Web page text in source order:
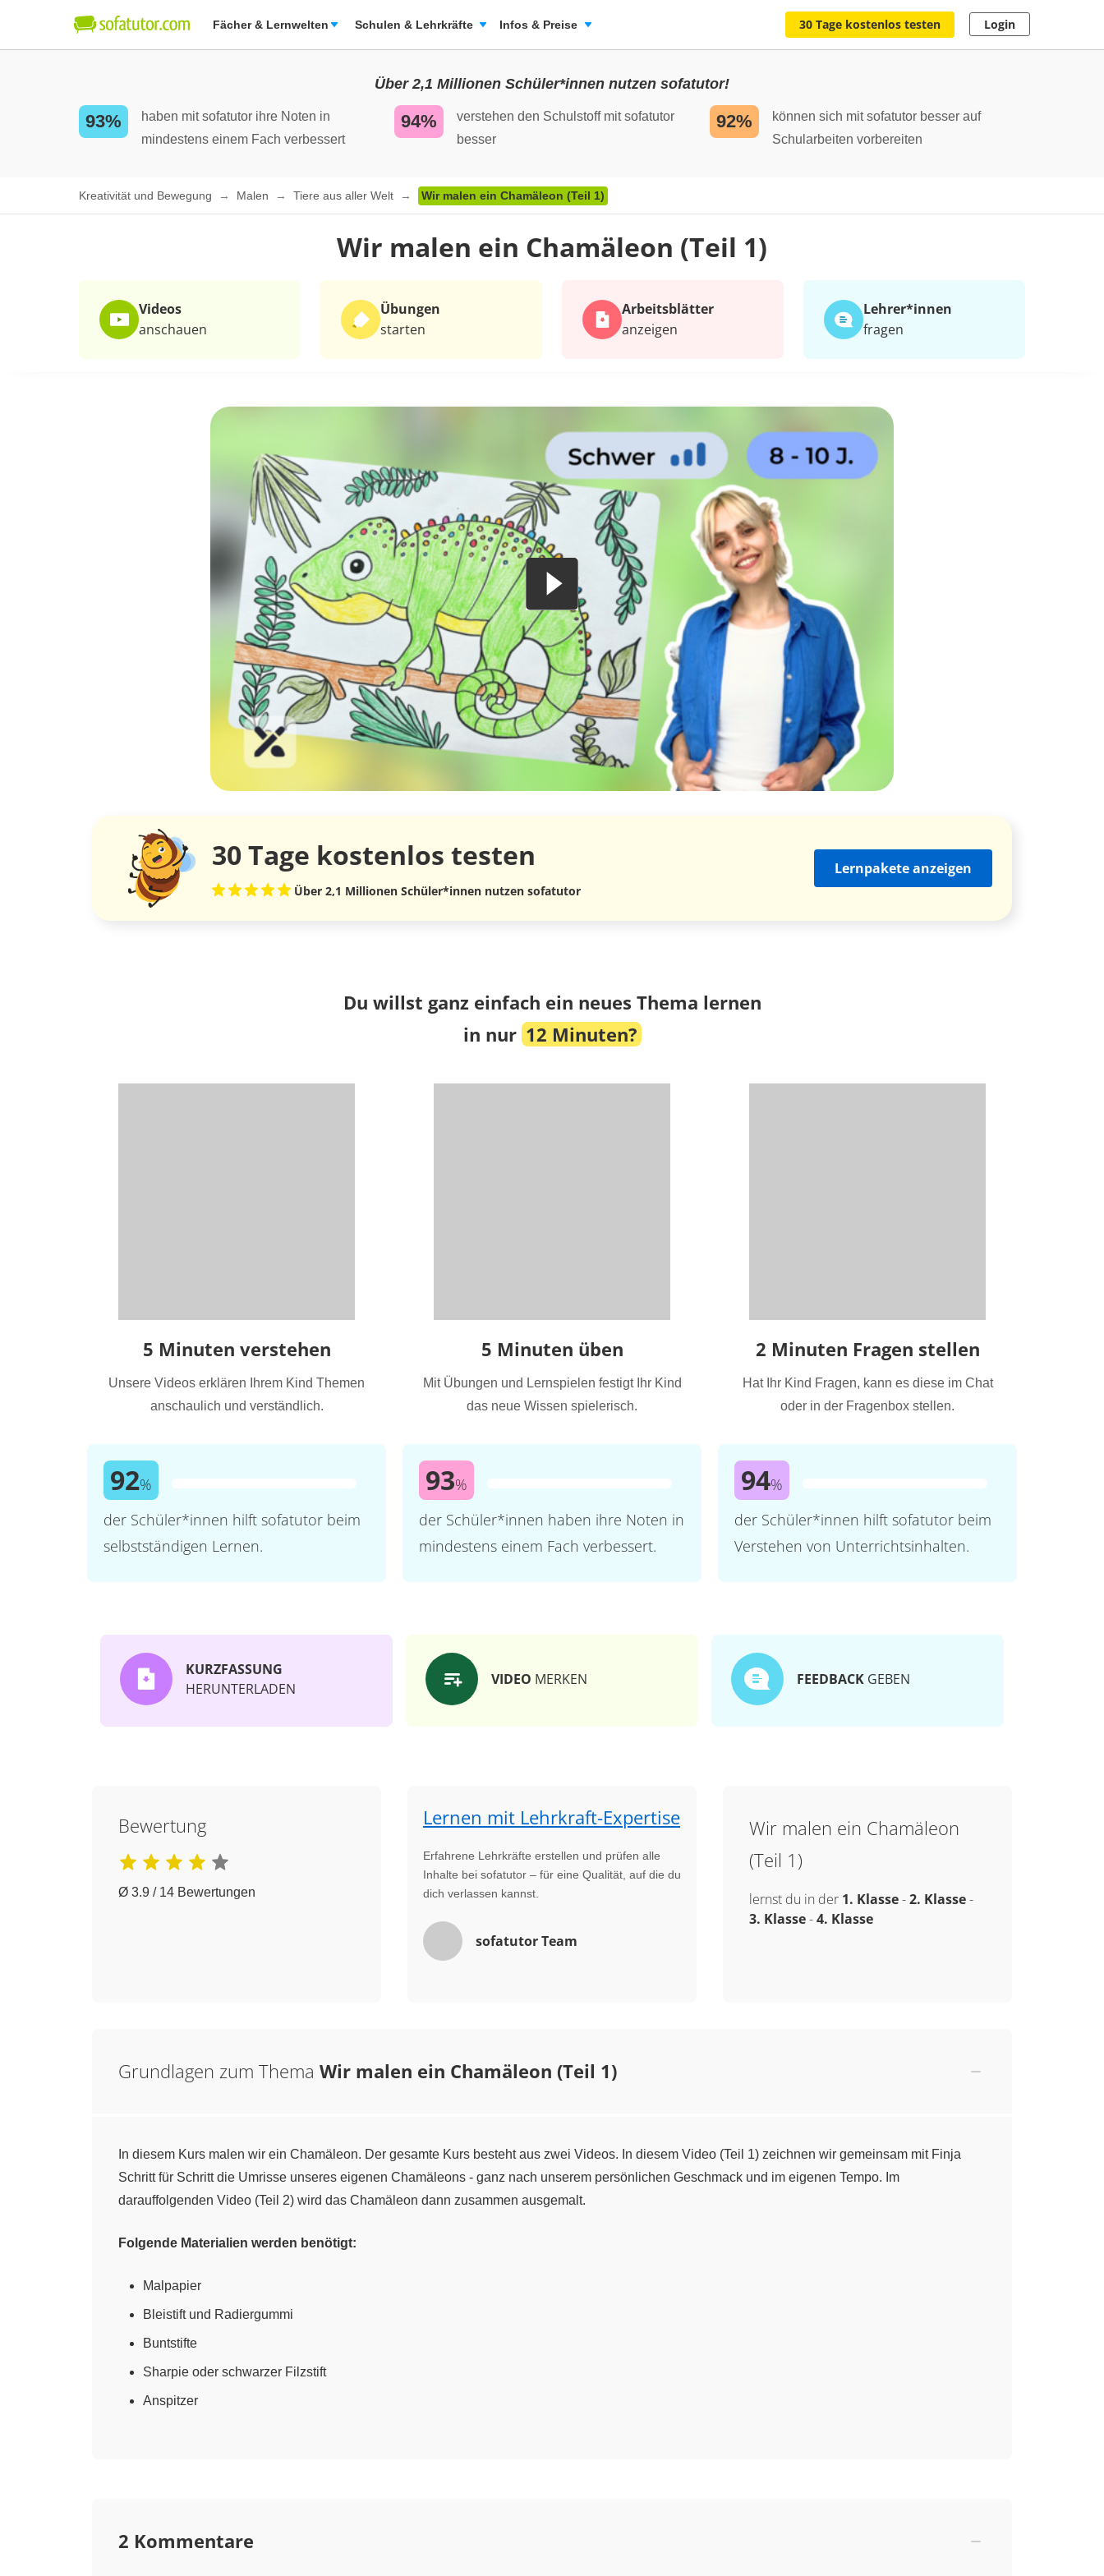
Fächer & Lernwelten Schulen & Lehrkräfte Infos & Preise 30 Tage kostenlos testen Login
Über 2,1 Millionen Schüler*innen nutzen sofatutor!
93%
haben mit sofatutor ihre Noten in
mindestens einem Fach verbessert
94%
verstehen den Schulstoff mit sofatutor
besser
92%
können sich mit sofatutor besser auf
Schularbeiten vorbereiten
Kreativität und Bewegung Malen Tiere aus aller Welt Wir malen ein Chamäleon (Teil 1)
Wir malen ein Chamäleon (Teil 1)
Videos
anschauen
Übungen
starten
Arbeits­blätter
anzeigen
Lehrer*​innen
fragen
30 Tage kostenlos testen
Über 2,1 Millionen Schüler*innen nutzen sofatutor
Lernpakete anzeigen
Du willst ganz einfach ein neues Thema lernen
in nur 12 Minuten?
5 Minuten verstehen
Unsere Videos erklären Ihrem Kind Themen
anschaulich und verständlich.
92%
der Schüler*innen hilft sofatutor beim
selbstständigen Lernen.
5 Minuten üben
Mit Übungen und Lernspielen festigt Ihr Kind
das neue Wissen spielerisch.
93%
der Schüler*innen haben ihre Noten in
mindestens einem Fach verbessert.
2 Minuten Fragen stellen
Hat Ihr Kind Fragen, kann es diese im Chat
oder in der Fragenbox stellen.
94%
der Schüler*innen hilft sofatutor beim
Verstehen von Unterrichtsinhalten.
KURZFASSUNG
HERUNTERLADEN
VIDEO MERKEN FEEDBACK GEBEN
Bewertung
Ø 3.9 / 14 Bewertungen
Lernen mit Lehrkraft-Expertise
Erfahrene Lehrkräfte erstellen und prüfen alle
Inhalte bei sofatutor – für eine Qualität, auf die du
dich verlassen kannst.
sofatutor Team
Wir malen ein Chamäleon
(Teil 1)
lernst du in der 1. Klasse-2. Klasse-
3. Klasse-4. Klasse
Grundlagen zum Thema Wir malen ein Chamäleon (Teil 1)
In diesem Kurs malen wir ein Chamäleon. Der gesamte Kurs besteht aus zwei Videos. In diesem Video (Teil 1) zeichnen wir gemeinsam mit Finja
Schritt für Schritt die Umrisse unseres eigenen Chamäleons - ganz nach unserem persönlichen Geschmack und im eigenen Tempo. Im
darauffolgenden Video (Teil 2) wird das Chamäleon dann zusammen ausgemalt.
Folgende Materialien werden benötigt:
Malpapier
Bleistift und Radiergummi
Buntstifte
Sharpie oder schwarzer Filzstift
Anspitzer
2 Kommentare